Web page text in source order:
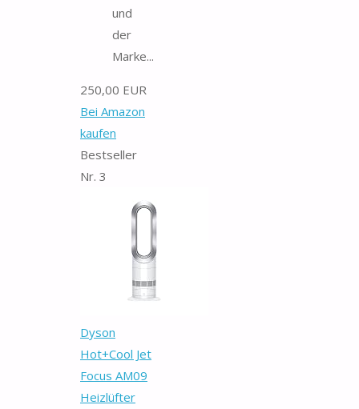
und
der
Marke...
250,00 EUR
Bei Amazon
kaufen
Bestseller
Nr. 3
Dyson
Hot+Cool Jet
Focus AM09
Heizlüfter